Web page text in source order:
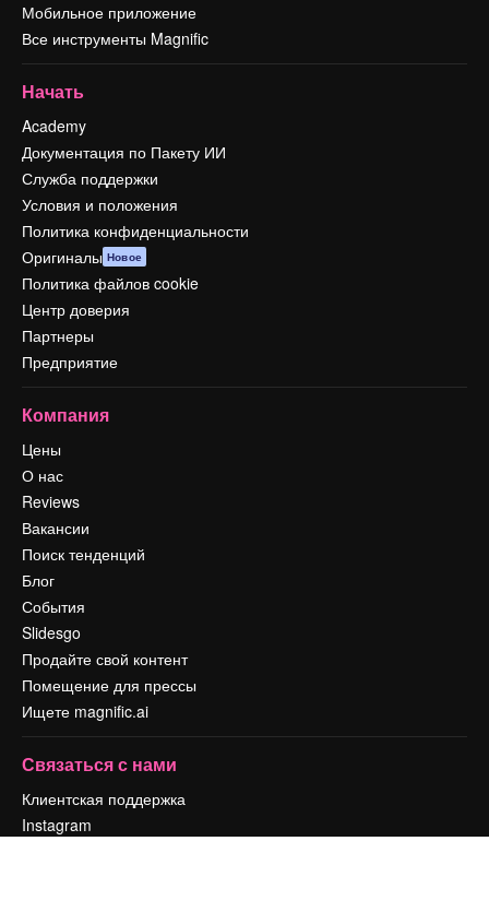
Мобильное приложение
Все инструменты Magnific
Начать
Academy
Документация по Пакету ИИ
Служба поддержки
Условия и положения
Политика конфиденциальности
Оригиналы Новое
Политика файлов cookie
Центр доверия
Партнеры
Предприятие
Компания
Цены
О нас
Reviews
Вакансии
Поиск тенденций
Блог
События
Slidesgo
Продайте свой контент
Помещение для прессы
Ищете magnific.ai
Связаться с нами
Клиентская поддержка
Instagram